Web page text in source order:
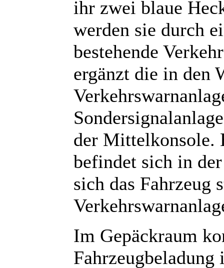
ihr zwei blaue
werden sie durch
bestehende
ergänzt die in den
der Mittelkonsole.
befindet sich in
sich das Fahrzeug
Im Gepäckraum
Fahrzeugbeladung